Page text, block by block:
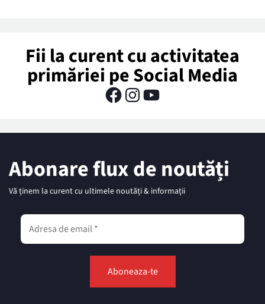
Fii la curent cu activitatea
primăriei pe Social Media
Abonare flux de noutăți
Vă ținem la curent cu ultimele noutăți & informații